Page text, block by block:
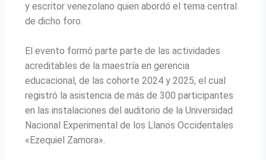
y escritor venezolano quien abordó el tema central
de dicho foro.
El evento formó parte parte de las actividades
acreditables de la maestría en gerencia
educacional, de las cohorte 2024 y 2025, el cual
registró la asistencia de más de 300 participantes
en las instalaciones del auditorio de la Universidad
Nacional Experimental de los Llanos Occidentales
«Ezequiel Zamora».